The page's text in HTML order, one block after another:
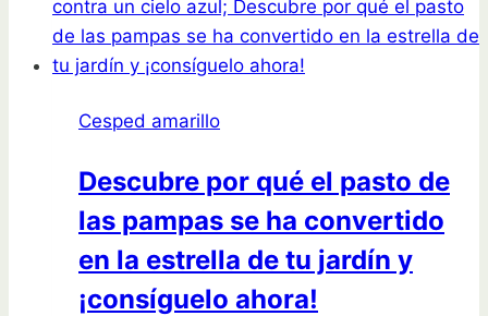
tu
césped
con
mantillo
Guía
completa
Cesped amarillo
Descubre por qué el pasto de
las pampas se ha convertido
en la estrella de tu jardín y
¡consíguelo ahora!